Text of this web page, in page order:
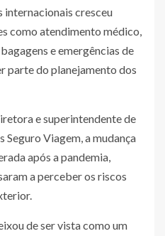
internacionais cresceu
como atendimento médico,
e emergências de
parte do planejamento dos
e superintendente de
Viagem, a mudança
após a pandemia,
a perceber os riscos
de ser vista como um